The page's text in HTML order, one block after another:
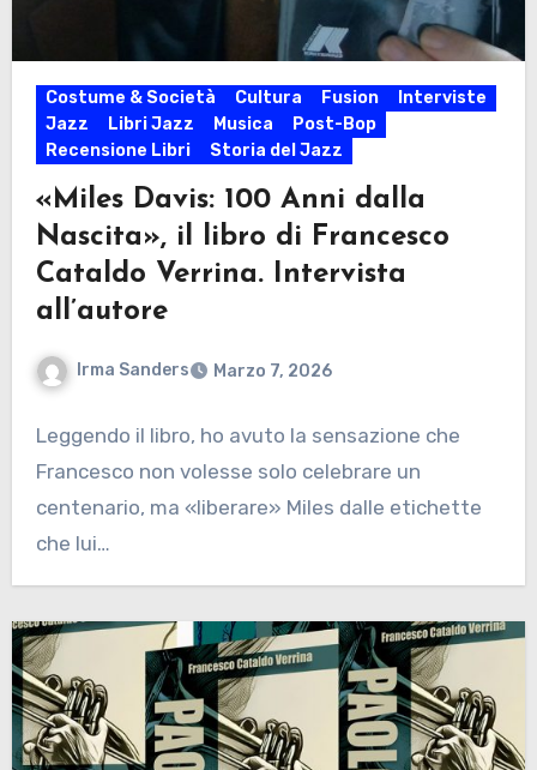
Costume & Società Cultura Fusion
Interviste
Jazz
Libri Jazz Musica
Post-Bop
Recensione Libri
Storia del Jazz
«Miles Davis: 100 Anni dalla
Nascita», il libro di Francesco
Cataldo Verrina. Intervista
all’autore
Irma Sanders Marzo 7, 2026
Leggendo il libro, ho avuto la sensazione che
Francesco non volesse solo celebrare un
centenario, ma «liberare» Miles dalle etichette
che lui…